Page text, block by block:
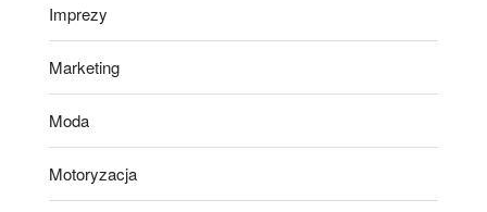
Imprezy
Marketing
Moda
Motoryzacja